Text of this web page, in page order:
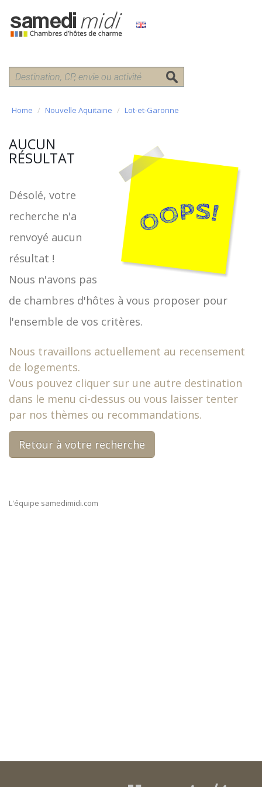
Home Nouvelle Aquitaine Lot-et-Garonne
AUCUN
RÉSULTAT
Désolé, votre
recherche n'a
renvoyé aucun
résultat !
Nous n'avons pas
de chambres d'hôtes à vous proposer pour
l'ensemble de vos critères.
Nous travaillons actuellement au recensement
de logements.
Vous pouvez cliquer sur une autre destination
dans le menu ci-dessus ou vous laisser tenter
par nos thèmes ou recommandations.
Retour à votre recherche
L'équipe samedimidi.com